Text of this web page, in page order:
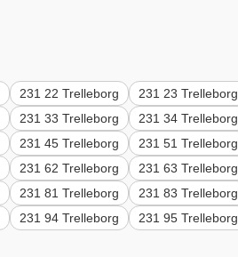
231 22 Trelleborg
231 23 Trelleborg
231 33 Trelleborg
231 34 Trelleborg
231 45 Trelleborg
231 51 Trelleborg
231 62 Trelleborg
231 63 Trelleborg
231 81 Trelleborg
231 83 Trelleborg
231 94 Trelleborg
231 95 Trelleborg